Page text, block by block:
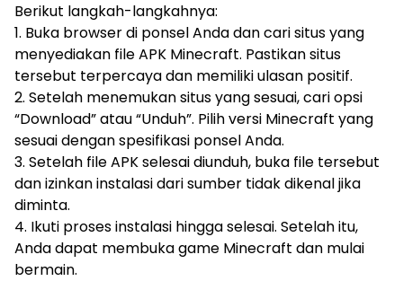
Berikut langkah-langkahnya:
1. Buka browser di ponsel Anda dan cari situs yang
menyediakan file APK Minecraft. Pastikan situs
tersebut terpercaya dan memiliki ulasan positif.
2. Setelah menemukan situs yang sesuai, cari opsi
“Download” atau “Unduh”. Pilih versi Minecraft yang
sesuai dengan spesifikasi ponsel Anda.
3. Setelah file APK selesai diunduh, buka file tersebut
dan izinkan instalasi dari sumber tidak dikenal jika
diminta.
4. Ikuti proses instalasi hingga selesai. Setelah itu,
Anda dapat membuka game Minecraft dan mulai
bermain.